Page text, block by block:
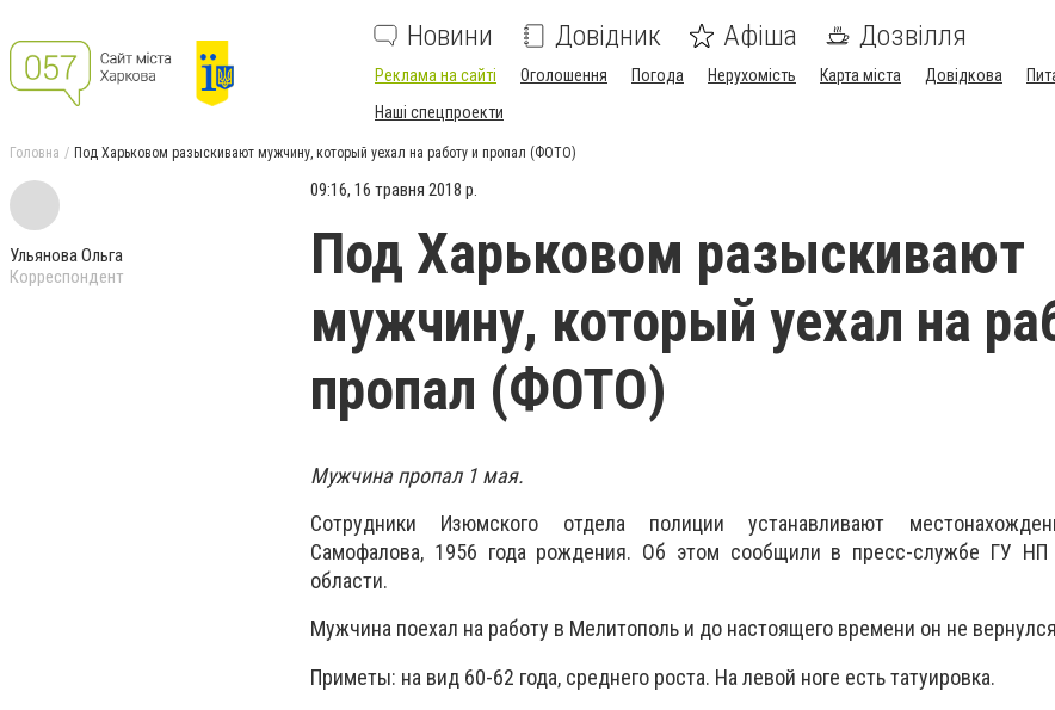
Новини Довідник Афіша Дозвілля
Реклама на сайті Оголошення Погода Нерухомість Карта міста Довідкова
Наші спецпроекти
Головна Под Харьковом разыскивают мужчину, который уехал на работу и пропал (ФОТО)
Ульянова Ольга
Корреспондент
09:16, 16 травня 2018 р.
Под Харьковом разыскивают
мужчину, который уехал на
пропал (ФОТО)
Мужчина пропал 1 мая.
Сотрудники Изюмского отдела полиции устанавливают
Самофалова, 1956 года рождения. Об этом сообщили в пресс-службе ГУ НП
области.
Мужчина поехал на работу в Мелитополь и до настоящего времени он не
Приметы: на вид 60-62 года, среднего роста. На левой ноге есть татуировка.